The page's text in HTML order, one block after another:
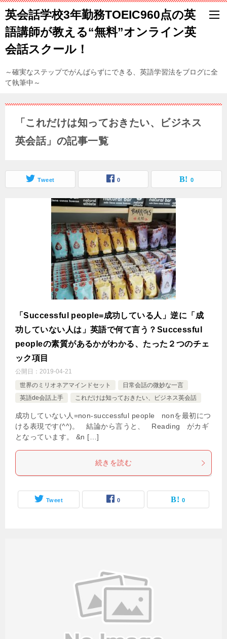
英会話学校3年勤務TOEIC960点の英
語講師が教える“無料”オンライン英
会話スクール！
～確実なステップでがんばらずにできる、英語学習法をブログに全
て執筆中～
「これだけは知っておきたい、ビジネス
英会話」の記事一覧
Tweet 0 0
「Successful people=成功している人」逆に「成
功していない人は」英語で何て言う？Successful
peopleの素質があるかがわかる、たった２つのチェ
ック項目
公開日： 2019-04-21
世界のミリオネアマインドセット
日常会話の微妙な一言
英語de会話上手
これだけは知っておきたい、ビジネス英会話
成功していない人=non-successful people nonを最初につ
ける表現です(^^)。 結論から言うと、 Reading がカギ
となっています。 &n […]
続きを読む
Tweet 0 0